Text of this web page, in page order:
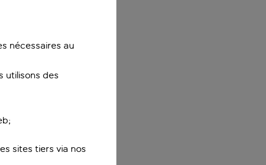
nécessaires au
utilisons des
sites tiers via nos